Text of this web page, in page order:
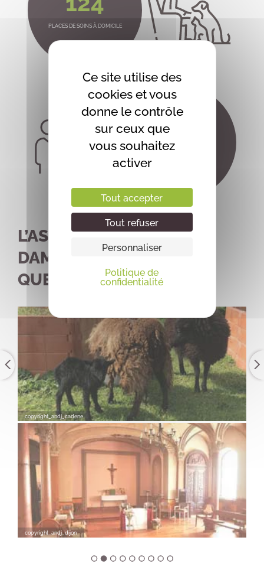
Ce site utilise des
cookies et vous
donne le contrôle
sur ceux que
vous souhaitez
activer
Tout accepter
Tout refuser
Personnaliser
Politique de
confidentialité
PLACES DE SOINS À DOMICILE
380
L’ASSOCIATION NOTRE
DAME DE JOIE EN
QUELQUES PHOTOS
copyright_andj_cadene
copyright_andj_dijon